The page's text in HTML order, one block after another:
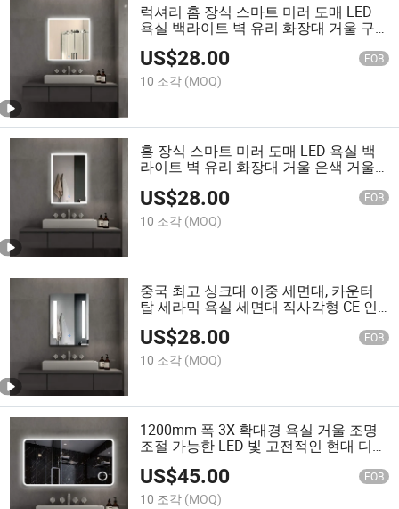
럭셔리 홈 장식 스마트 미러 도매 LED
욕실 백라이트 벽 유리 화장대 거울 구
리 없는 거울 삼색 스위치
US$28.00 FOB
10 조각 (MOQ)
홈 장식 스마트 미러 도매 LED 욕실 백
라이트 벽 유리 화장대 거울 은색 거울
US$28.00 FOB
10 조각 (MOQ)
중국 최고 싱크대 이중 세면대, 카운터
탑 세라믹 욕실 세면대 직사각형 CE 인
증 60X80 조명 욕실 거울 LED 조명 포함
US$28.00 FOB
10 조각 (MOQ)
1200mm 폭 3X 확대경 욕실 거울 조명
조절 가능한 LED 빛 고전적인 현대 디자
인 벽에 장착된 MDF 호텔 욕실 화장대
유닛
US$45.00 FOB
10 조각 (MOQ)